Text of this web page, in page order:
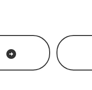
arrow_circle_right